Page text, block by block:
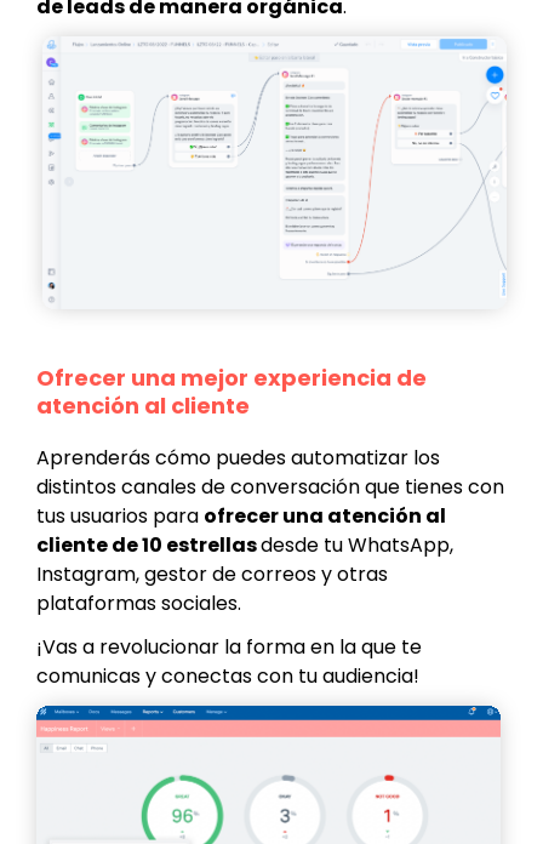
de leads de manera orgánica.
Ofrecer una mejor experiencia de
atención al cliente
Aprenderás cómo puedes automatizar los
distintos canales de conversación que tienes con
tus usuarios para ofrecer una atención al
cliente de 10 estrellasdesde tu WhatsApp,
Instagram, gestor de correos y otras
plataformas sociales.
¡Vas a revolucionar la forma en la que te
comunicas y conectas con tu audiencia!